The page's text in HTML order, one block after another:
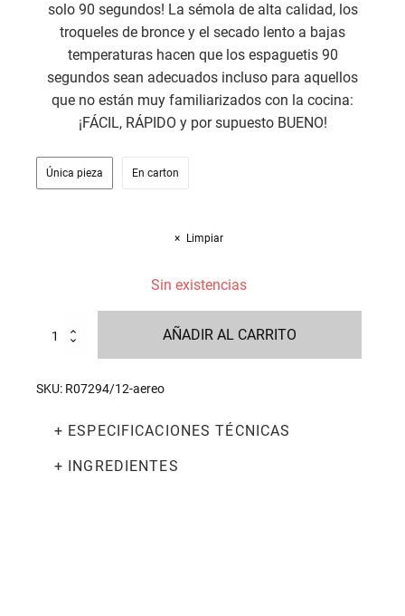
solo 90 segundos! La sémola de alta calidad, los
troqueles de bronce y el secado lento a bajas
temperaturas hacen que los espaguetis 90
segundos sean adecuados incluso para aquellos
que no están muy familiarizados con la cocina:
¡FÁCIL, RÁPIDO y por supuesto BUENO!
Única pieza En carton
Limpiar
Sin existencias
300g
cantidad
AÑADIR AL CARRITO
SKU: R07294/12-aereo
+ ESPECIFICACIONES TÉCNICAS
+ INGREDIENTES